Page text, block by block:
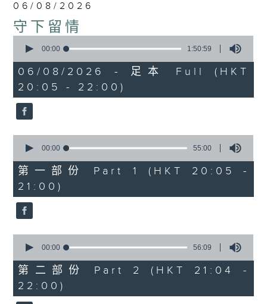
06/08/2026
守下留情
seconds
1
hour,
50
minutes,
59
seconds
00:00 1:50:59
06/08/2026 - 足本 Full (HKT
20:05 - 22:00)
seconds
55
minutes,
0
seconds
00:00 55:00
第一部份 Part 1 (HKT 20:05 -
21:00)
seconds
56
minutes,
9
seconds
00:00 56:09
第二部份 Part 2 (HKT 21:04 -
22:00)